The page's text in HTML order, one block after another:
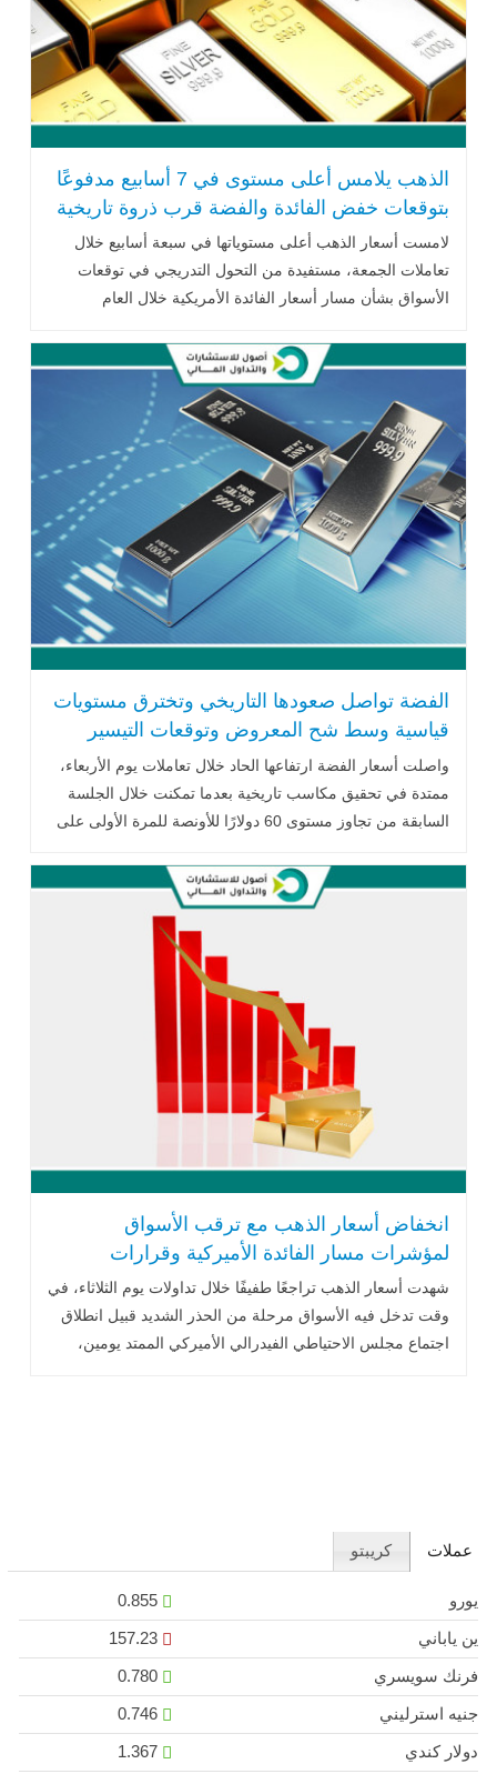
الذهب يلامس أعلى مستوى في 7 أسابيع مدفوعًا
بتوقعات خفض الفائدة والفضة قرب ذروة تاريخية
لامست أسعار الذهب أعلى مستوياتها في سبعة أسابيع خلال
تعاملات الجمعة، مستفيدة من التحول التدريجي في توقعات
الأسواق بشأن مسار أسعار الفائدة الأمريكية خلال العام
الفضة تواصل صعودها التاريخي وتخترق مستويات
قياسية وسط شح المعروض وتوقعات التيسير
النقدي
واصلت أسعار الفضة ارتفاعها الحاد خلال تعاملات يوم الأربعاء،
ممتدة في تحقيق مكاسب تاريخية بعدما تمكنت خلال الجلسة
السابقة من تجاوز مستوى 60 دولارًا للأونصة للمرة الأولى على
انخفاض أسعار الذهب مع ترقب الأسواق
لمؤشرات مسار الفائدة الأميركية وقرارات
الفيدرالي
شهدت أسعار الذهب تراجعًا طفيفًا خلال تداولات يوم الثلاثاء، في
وقت تدخل فيه الأسواق مرحلة من الحذر الشديد قبيل انطلاق
اجتماع مجلس الاحتياطي الفيدرالي الأميركي الممتد يومين،
عملات كريبتو
يورو
0.855
ين ياباني
157.23
فرنك سويسري
0.780
جنيه استرليني
0.746
دولار كندي
1.367